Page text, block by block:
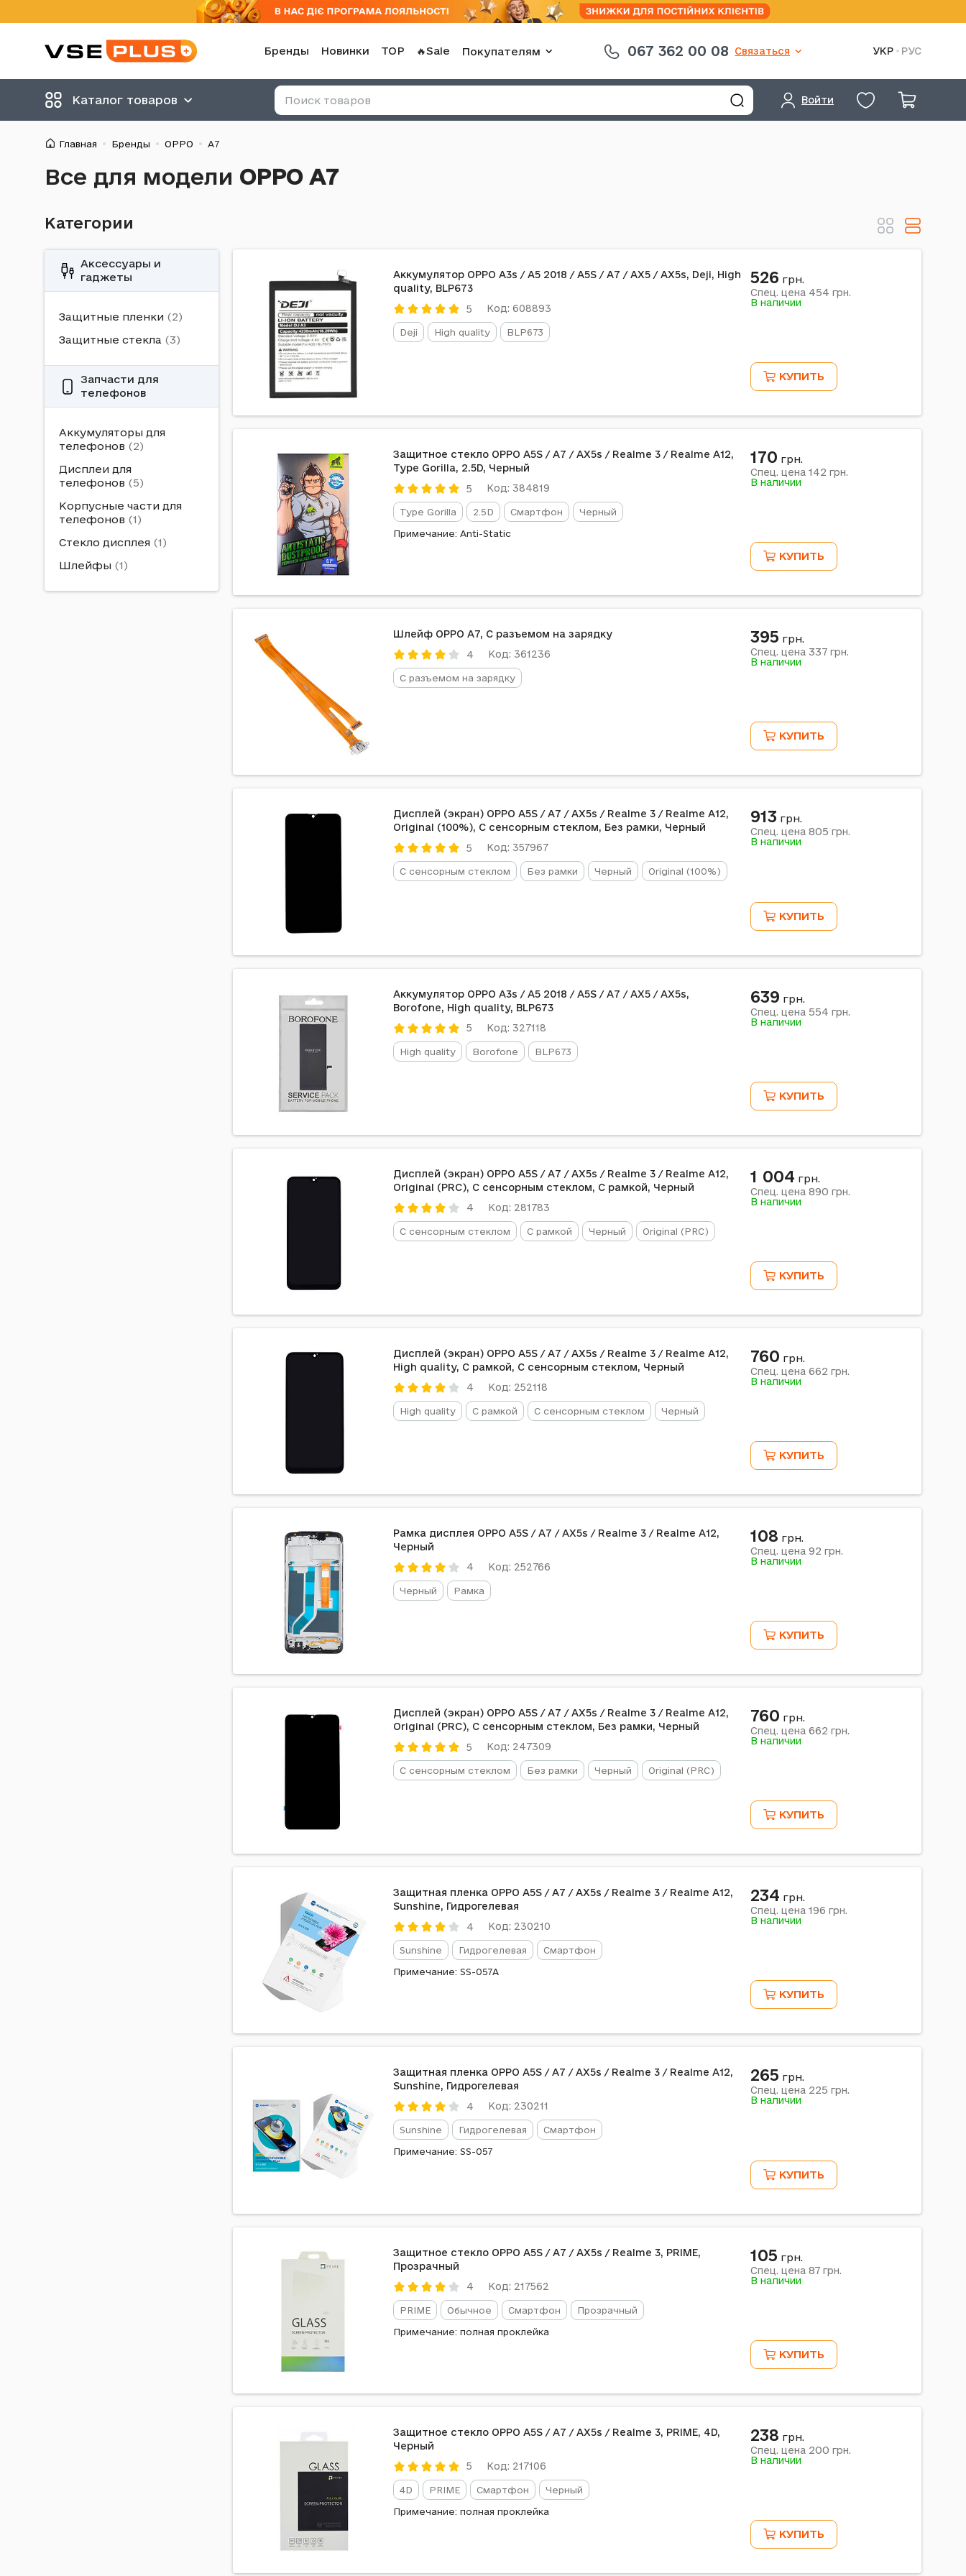
Бренды Новинки TOP 🔥Sale Покупателям 067 362 00 08 Связаться УКР РУС
Войти
Главная Бренды OPPO A7
Все для модели OPPO A7
Аккумулятор OPPO A3s / A5 2018 / A5S / A7 / AX5 / AX5s, Deji, High
quality, BLP673
5
Код: 608893
Deji High quality BLP673
526 грн.
Спец. цена 454 грн.
В наличии
КУПИТЬ
Защитное стекло OPPO A5S / A7 / AX5s / Realme 3 / Realme A12,
Type Gorilla, 2.5D, Черный
5
Код: 384819
Type Gorilla 2.5D Смартфон Черный
Примечание: Anti-Static
170 грн.
Спец. цена 142 грн.
В наличии
КУПИТЬ
Шлейф OPPO A7, С разъемом на зарядку
4
Код: 361236
С разъемом на зарядку
395 грн.
Спец. цена 337 грн.
В наличии
КУПИТЬ
Дисплей (экран) OPPO A5S / A7 / AX5s / Realme 3 / Realme A12,
Original (100%), С сенсорным стеклом, Без рамки, Черный
5
Код: 357967
С сенсорным стеклом Без рамки Черный Original (100%)
913 грн.
Спец. цена 805 грн.
В наличии
КУПИТЬ
Аккумулятор OPPO A3s / A5 2018 / A5S / A7 / AX5 / AX5s,
Borofone, High quality, BLP673
5
Код: 327118
High quality Borofone BLP673
639 грн.
Спец. цена 554 грн.
В наличии
КУПИТЬ
Дисплей (экран) OPPO A5S / A7 / AX5s / Realme 3 / Realme A12,
Original (PRC), С сенсорным стеклом, С рамкой, Черный
4
Код: 281783
С сенсорным стеклом С рамкой Черный Original (PRC)
1 004 грн.
Спец. цена 890 грн.
В наличии
КУПИТЬ
Дисплей (экран) OPPO A5S / A7 / AX5s / Realme 3 / Realme A12,
High quality, С рамкой, С сенсорным стеклом, Черный
4
Код: 252118
High quality С рамкой С сенсорным стеклом Черный
760 грн.
Спец. цена 662 грн.
В наличии
КУПИТЬ
Рамка дисплея OPPO A5S / A7 / AX5s / Realme 3 / Realme A12,
Черный
4
Код: 252766
Черный Рамка
108 грн.
Спец. цена 92 грн.
В наличии
КУПИТЬ
Дисплей (экран) OPPO A5S / A7 / AX5s / Realme 3 / Realme A12,
Original (PRC), С сенсорным стеклом, Без рамки, Черный
5
Код: 247309
С сенсорным стеклом Без рамки Черный Original (PRC)
760 грн.
Спец. цена 662 грн.
В наличии
КУПИТЬ
Защитная пленка OPPO A5S / A7 / AX5s / Realme 3 / Realme A12,
Sunshine, Гидрогелевая
4
Код: 230210
Sunshine Гидрогелевая Смартфон
Примечание: SS-057A
234 грн.
Спец. цена 196 грн.
В наличии
КУПИТЬ
Защитная пленка OPPO A5S / A7 / AX5s / Realme 3 / Realme A12,
Sunshine, Гидрогелевая
4
Код: 230211
Sunshine Гидрогелевая Смартфон
Примечание: SS-057
265 грн.
Спец. цена 225 грн.
В наличии
КУПИТЬ
Защитное стекло OPPO A5S / A7 / AX5s / Realme 3, PRIME,
Прозрачный
4
Код: 217562
PRIME Обычное Смартфон Прозрачный
Примечание: полная проклейка
105 грн.
Спец. цена 87 грн.
В наличии
КУПИТЬ
Защитное стекло OPPO A5S / A7 / AX5s / Realme 3, PRIME, 4D,
Черный
5
Код: 217106
4D PRIME Смартфон Черный
Примечание: полная проклейка
238 грн.
Спец. цена 200 грн.
В наличии
КУПИТЬ
Категории
Аксессуары и
гаджеты
Защитные пленки
Защитные стекла
Запчасти для
телефонов
Аккумуляторы для
телефонов
Дисплеи для
телефонов
Корпусные части для
телефонов
Стекло дисплея
Шлейфы
Каталог товаров